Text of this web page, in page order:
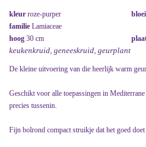
kleur roze-purper
familie Lamiaceae
hoog 30 cm
keukenkruid, geneeskruid, geurplant
De kleine uitvoering van die heerlijk warm
Geschikt voor alle toepassingen in
precies tussenin.
Fijn bolrond compact struikje dat het goed